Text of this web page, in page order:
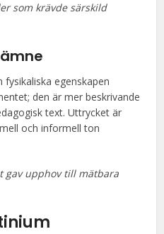
som krävde särskild
egenskapen
den är mer beskrivande
text. Uttrycket är
och informell ton
gav upphov till mätbara